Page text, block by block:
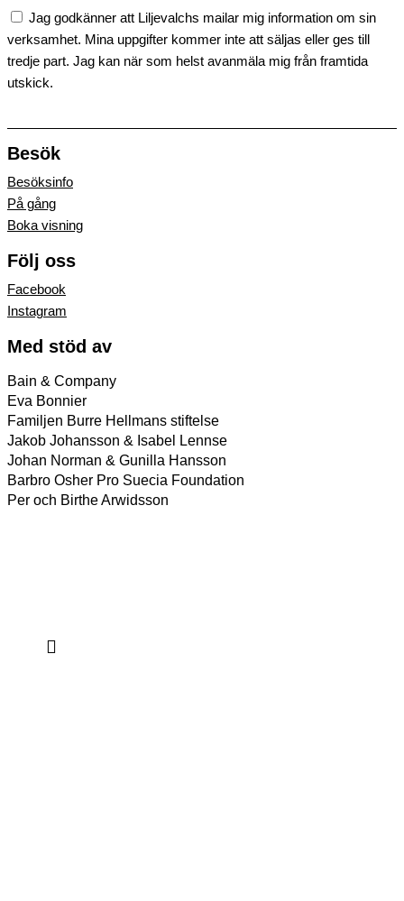
Jag godkänner att Liljevalchs mailar mig information om sin
verksamhet. Mina uppgifter kommer inte att säljas eller ges till
tredje part. Jag kan när som helst avanmäla mig från framtida
utskick.
Besök
Besöksinfo
På gång
Boka visning
Följ oss
Facebook
Instagram
Med stöd av
Bain & Company
Eva Bonnier
Familjen Burre Hellmans stiftelse
Jakob Johansson & Isabel Lennse
Johan Norman & Gunilla Hansson
Barbro Osher Pro Suecia Foundation
Per och Birthe Arwidsson